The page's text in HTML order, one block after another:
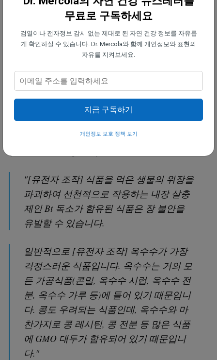
품 알레르기가 영향을 미칠 수 있으므로 이에 민감하
게 반응하고 시행착오 과정을 거쳐 자신에게 어떤 알
레르기가 있는지 확인해야 합니다.
종류의 유전자 조작(GE) 식품을 피하는 것입니다. 유
전자 조작 식품에는 글리포세이트와 같은 독성 살충
제와 화합물이 함유되어 있을 뿐만 아니라 일부 식품
에는 의도적으로 여러분의 장 건강을 해치는 유전자
가 숨어 있을 수 있습니다. 네이키드 푸드 매거진
"[유전자 조작] 식품을 먹은 생물의 위장을
파괴하여 선천적으로 작용하는 내장 살충
제인 Bt 독소가 함유된 식품은 장 불안을
유발할 수 있습니다.
일반적으로 [유전자 조작] 옥수수가 가장
걱정스러운 식품입니다. 옥수수는 거의 모
든 가공식품(콘밀, 옥수수 시럽, 옥수수 전
분, 옥수수 가루 등)에 들어 있기 때문입니
다. 콩도 우려되는 식품인데, 옥수수와 마
찬가지로 콩 레시틴, 콩 전분 등 많은 식품
에 GMO 대두가 함유되어 있기 때문입니
다."
무료로 구독하세요
검열이나 전자정보 감시 없는 제대로 된 자연 건강 정보를 자유롭
게 확인하실 수 있습니다. Dr. Mercola와 함께 개인정보와 표현의
자유를 지켜보세요.
지금 구독하기
개인정보 보호 정책 보기